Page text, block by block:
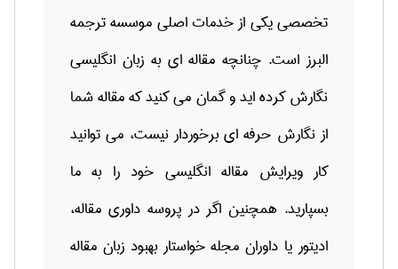
تخصصی یکی از خدمات اصلی موسسه ترجمه
البرز است. چنانچه مقاله ای به زبان انگلیسی
نگارش كرده اید و گمان می كنید كه مقاله شما
از نگارش حرفه ای برخوردار نیست، می توانید
كار ویرایش مقاله انگلیسی خود را به ما
بسپارید. همچنین اگر در پروسه داوری مقاله،
ادیتور یا داوران مجله خواستار بهبود زبان مقاله